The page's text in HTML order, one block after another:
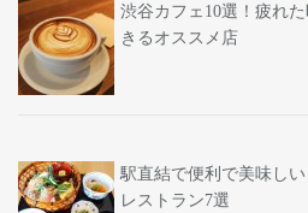
渋谷カフェ10選！疲れ
きるオススメ店
駅直結で便利で美味し
レストラン7選